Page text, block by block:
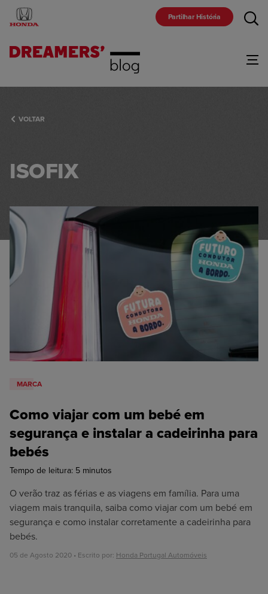
Partilhar História
Honda N2
VOLTAR
ISOFIX
MARCA
Como viajar com um bebé em
segurança e instalar a cadeirinha para
bebés
Tempo de leitura: 5 minutos
O verão traz as férias e as viagens em família. Para uma
viagem mais tranquila, saiba como viajar com um bebé em
segurança e como instalar corretamente a cadeirinha para
bebés.
05 de Agosto 2020 • Escrito por: Honda Portugal Automóveis